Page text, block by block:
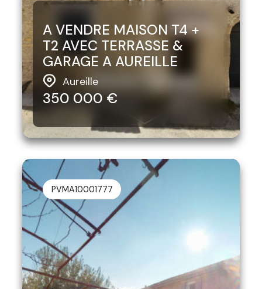
A VENDRE MAISON T4 +
T2 AVEC TERRASSE &
GARAGE A AUREILLE
Aureille
350 000 €
PVMA10001777